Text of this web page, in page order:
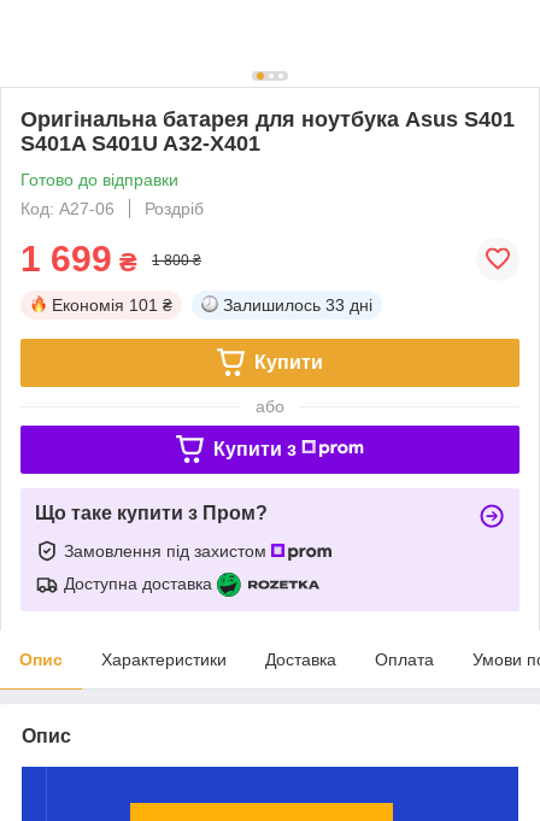
Оригінальна батарея для ноутбука Asus S401
S401A S401U A32-X401
Готово до відправки
Код: A27-06
Роздріб
1 699 ₴ 1 800 ₴
Економія 101 ₴ Залишилось 33 дні
Купити
або
Купити з
Що таке купити з Пром?
Замовлення під захистом
Доступна доставка
Опис Характеристики Доставка Оплата Умови
Опис